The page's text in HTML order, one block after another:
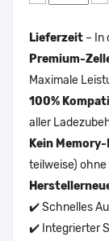
Lieferzeit – In
Premium-
Maximale
100%
aller
Kein
teilweise)
✔️ Schnelles
✔️ Integrierter